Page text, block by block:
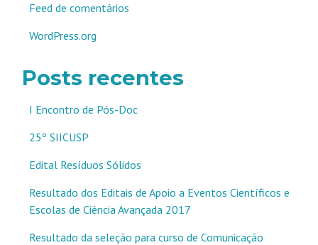
Feed de comentários
WordPress.org
Posts recentes
I Encontro de Pós-Doc
25º SIICUSP
Edital Resíduos Sólidos
Resultado dos Editais de Apoio a Eventos Científicos e
Escolas de Ciência Avançada 2017
Resultado da seleção para curso de Comunicação